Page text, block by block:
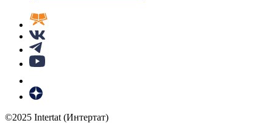
©2025 Intertat (Интертат)